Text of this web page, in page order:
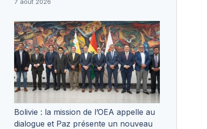
Bolivie : la mission de l’OEA appelle au
dialogue et Paz présente un nouveau